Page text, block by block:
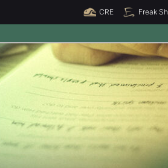
CRE Freak